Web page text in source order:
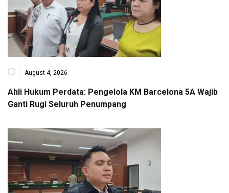
August 4, 2026
Ahli Hukum Perdata: Pengelola KM Barcelona 5A Wajib
Ganti Rugi Seluruh Penumpang